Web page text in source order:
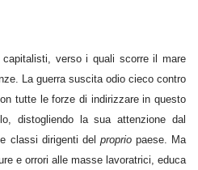
verso i quali scorre il mare
La guerra suscita odio cieco contro
tutte le forze di indirizzare in questo
distogliendo la sua attenzione dal
classi dirigenti del propriopaese. Ma
e orrori alle masse lavoratrici, educa